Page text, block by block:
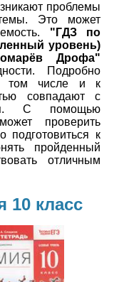
проблемы
Это может
"ГДЗ по
уровень)
Дрофа"
Подробно
в том числе и к
совпадают с
С помощью
проверить
подготовиться к
пройденный
отличным
10 класс